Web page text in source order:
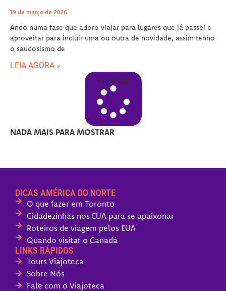
19 de março de 2026
Ando numa fase que adoro viajar para lugares que já passei e
aproveitar para incluir uma ou outra de novidade, assim tenho
o saudosismo de
LEIA AGORA »
+ ARTIGOS
NADA MAIS PARA MOSTRAR
DICAS AMÉRICA DO NORTE
O que fazer em Toronto
Cidadezinhas nos EUA para se apaixonar
Roteiros de viagem pelos EUA
Quando visitar o Canadá
LINKS RÁPIDOS
Tours Viajoteca
Sobre Nós
Fale com o Viajoteca